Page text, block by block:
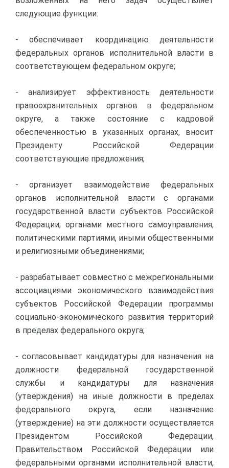
следующие функции:
- обеспечивает координацию деятельности
федеральных органов исполнительной власти в
соответствующем федеральном округе;
- анализирует эффективность деятельности
правоохранительных органов в федеральном
округе, а также состояние с кадровой
обеспеченностью в указанных органах, вносит
Президенту Российской Федерации
соответствующие предложения;
- организует взаимодействие федеральных
органов исполнительной власти с органами
государственной власти субъектов Российской
Федерации, органами местного самоуправления,
политическими партиями, иными общественными
и религиозными объединениями;
- разрабатывает совместно с межрегиональными
ассоциациями экономического взаимодействия
субъектов Российской Федерации программы
социально-экономического развития территорий
в пределах федерального округа;
- согласовывает кандидатуры для назначения на
должности федеральной государственной
службы и кандидатуры для назначения
(утверждения) на иные должности в пределах
федерального округа, если назначение
(утверждение) на эти должности осуществляется
Президентом Российской Федерации,
Правительством Российской Федерации или
федеральными органами исполнительной власти,